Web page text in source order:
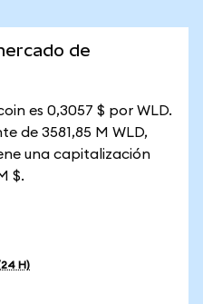
de
es 0,3057 $ por WLD.
de 3581,85 M WLD,
una capitalización
$.
H)